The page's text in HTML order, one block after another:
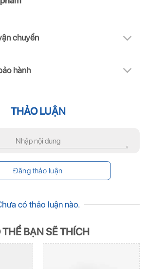
chuyển
hành
THẢO LUẬN
có thảo luận nào.
THỂ BẠN SẼ THÍCH